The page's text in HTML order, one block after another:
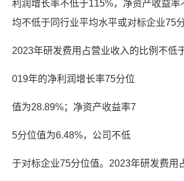
利润增长率不低于115%，净资产收益
均不低于同行业平均水平或对标企业75
2023年研发费用占营业收入的比例不低
019年的净利润增长率75分位
值为28.89%；净资产收益率7
5分位值为6.48%，公司不低
于对标企业75分位值。2023年研发费用